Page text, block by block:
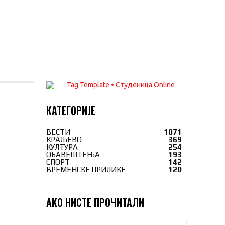
КАТЕГОРИЈЕ
ВЕСТИ
1071
КРАЉЕВО
369
КУЛТУРА
254
ОБАВЕШТЕЊА
193
СПОРТ
142
ВРЕМЕНСКЕ ПРИЛИКЕ
120
АКО НИСТЕ ПРОЧИТАЛИ